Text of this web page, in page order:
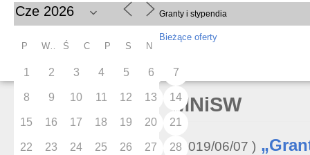
P Ś C P S N
1 2 3 4 5 6 7
8 9 10 11 12 13 14
15 16 17 18 19 20 21
22 23 24 25 26 27 28
Granty i stypendia
Bieżące oferty
MNiSW
2019/06/07